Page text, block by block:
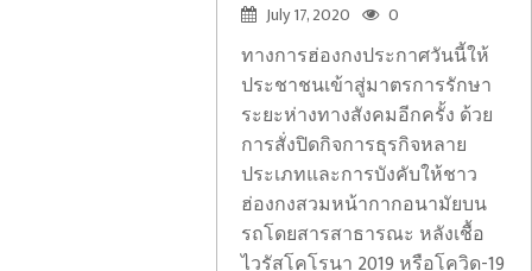
July 17, 2020 0
ทางการฮ่องกงประกาศวันนี้ให้
ประชาชนเข้าสู่มาตรการรักษา
ระยะห่างทางสังคมอีกครั้ง ด้วย
การสั่งปิดกิจการธุรกิจหลาย
ประเภทและการบังคับให้ชาว
ฮ่องกงสวมหน้ากากอนามัยบน
รถโดยสารสาธารณะ หลังเชื้อ
ไวรัสโคโรนา 2019 หรือโควิด-19